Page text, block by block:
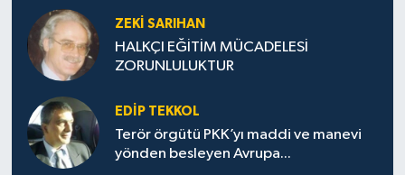
ZEKI SARIHAN
HALKÇI EĞİTİM MÜCADELESİ
ZORUNLULUKTUR
EDIP TEKKOL
Terör örgütü PKK’yı maddi ve manevi
yönden besleyen Avrupa...